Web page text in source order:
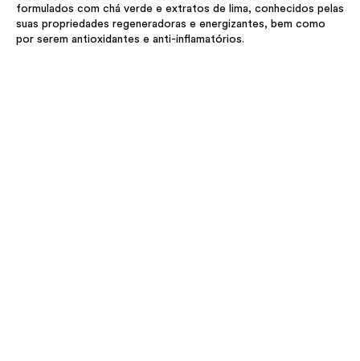
formulados com chá verde e extratos de lima, conhecidos pelas
suas propriedades regeneradoras e energizantes, bem como
por serem antioxidantes e anti-inflamatórios.